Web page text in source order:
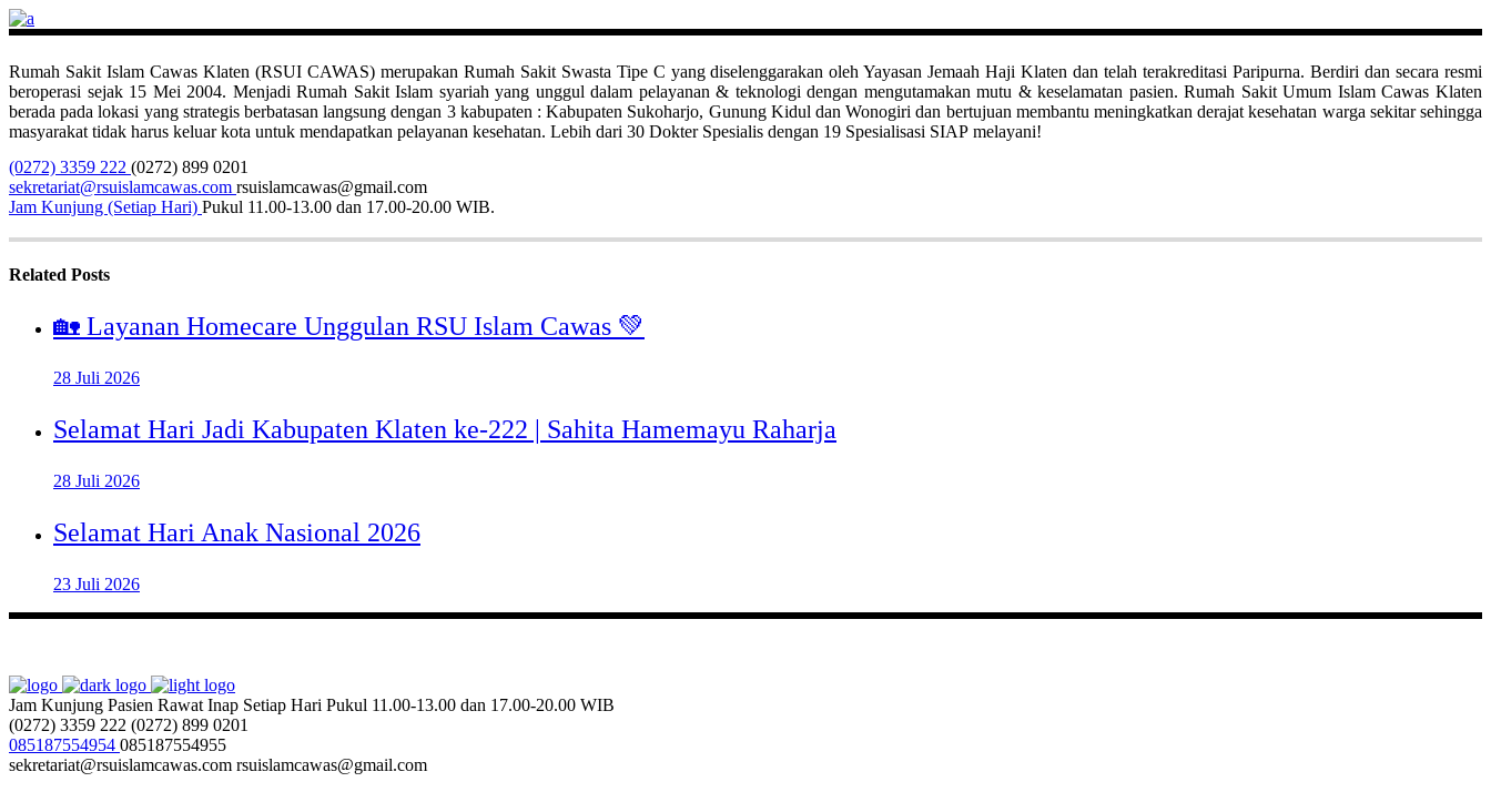
Rumah Sakit Islam Cawas Klaten (RSUI CAWAS) merupakan Rumah Sakit Swasta Tipe C yang diselenggarakan oleh Yayasan Jemaah Haji Klaten dan telah terakreditasi Paripurna. Berdiri dan secara resmi
beroperasi sejak 15 Mei 2004. Menjadi Rumah Sakit Islam syariah yang unggul dalam pelayanan & teknologi dengan mengutamakan mutu & keselamatan pasien. Rumah Sakit Umum Islam Cawas Klaten
berada pada lokasi yang strategis berbatasan langsung dengan 3 kabupaten : Kabupaten Sukoharjo, Gunung Kidul dan Wonogiri dan bertujuan membantu meningkatkan derajat kesehatan warga sekitar sehingga
masyarakat tidak harus keluar kota untuk mendapatkan pelayanan kesehatan. Lebih dari 30 Dokter Spesialis dengan 19 Spesialisasi SIAP melayani!
(0272) 3359 222 (0272) 899 0201
sekretariat@rsuislamcawas.com rsuislamcawas@gmail.com
Jam Kunjung (Setiap Hari) Pukul 11.00-13.00 dan 17.00-20.00 WIB.
Related Posts
🏡 Layanan Homecare Unggulan RSU Islam Cawas 💚
28 Juli 2026
Selamat Hari Jadi Kabupaten Klaten ke-222 | Sahita Hamemayu Raharja
28 Juli 2026
Selamat Hari Anak Nasional 2026
23 Juli 2026
Jam Kunjung Pasien Rawat Inap Setiap Hari Pukul 11.00-13.00 dan 17.00-20.00 WIB
(0272) 3359 222 (0272) 899 0201
085187554954 085187554955
sekretariat@rsuislamcawas.com rsuislamcawas@gmail.com